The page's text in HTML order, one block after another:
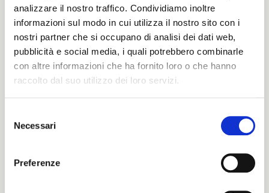
analizzare il nostro traffico. Condividiamo inoltre
informazioni sul modo in cui utilizza il nostro sito con i
nostri partner che si occupano di analisi dei dati web,
pubblicità e social media, i quali potrebbero combinarle
con altre informazioni che ha fornito loro o che hanno
raccolto dal suo utilizzo dei loro servizi.
delNecessari
Preferenze
Height
146/150 CM